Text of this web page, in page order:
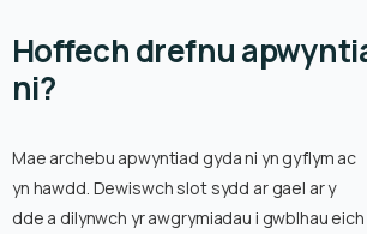
Hoffech drefnu
ni?
Mae archebu apwyntiad gyda ni yn gyflym ac
yn hawdd. Dewiswch slot sydd ar gael ar y
dde a dilynwch yr awgrymiadau i gwblhau eich